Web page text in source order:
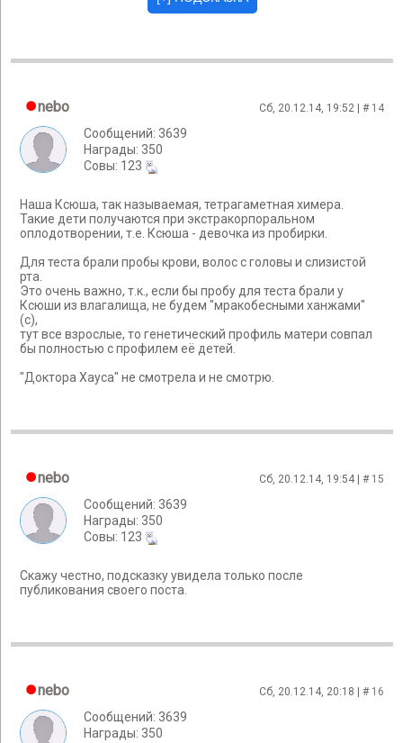
nebo Сб, 20.12.14, 19:52 | # 14
Сообщений: 3639
Награды: 350
Cовы: 123
Наша Ксюша, так называемая, тетрагаметная химера.
Такие дети получаются при экстракорпоральном
оплодотворении, т.е. Ксюша - девочка из пробирки.
Для теста брали пробы крови, волос с головы и слизистой
рта.
Это очень важно, т.к., если бы пробу для теста брали у
Ксюши из влагалища, не будем "мракобесными ханжами"
(с),
тут все взрослые, то генетический профиль матери совпал
бы полностью с профилем её детей.
"Доктора Хауса" не смотрела и не смотрю.
nebo Сб, 20.12.14, 19:54 | # 15
Сообщений: 3639
Награды: 350
Cовы: 123
Скажу честно, подсказку увидела только после
публикования своего поста.
nebo Сб, 20.12.14, 20:18 | # 16
Сообщений: 3639
Награды: 350